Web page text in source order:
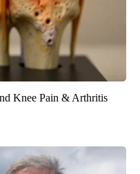
Knee Pain & Arthritis